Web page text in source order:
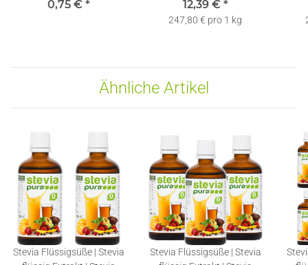
Stück
0,75 € *
Rebaudiosid A 60% - 50g |
inkl. Dosierlöffel
12,39 € *
247,80 € pro 1 kg
Ähnliche Artikel
Stevia Flüssigsüße | Stevia
Stevia Flüssigsüße | Stevia